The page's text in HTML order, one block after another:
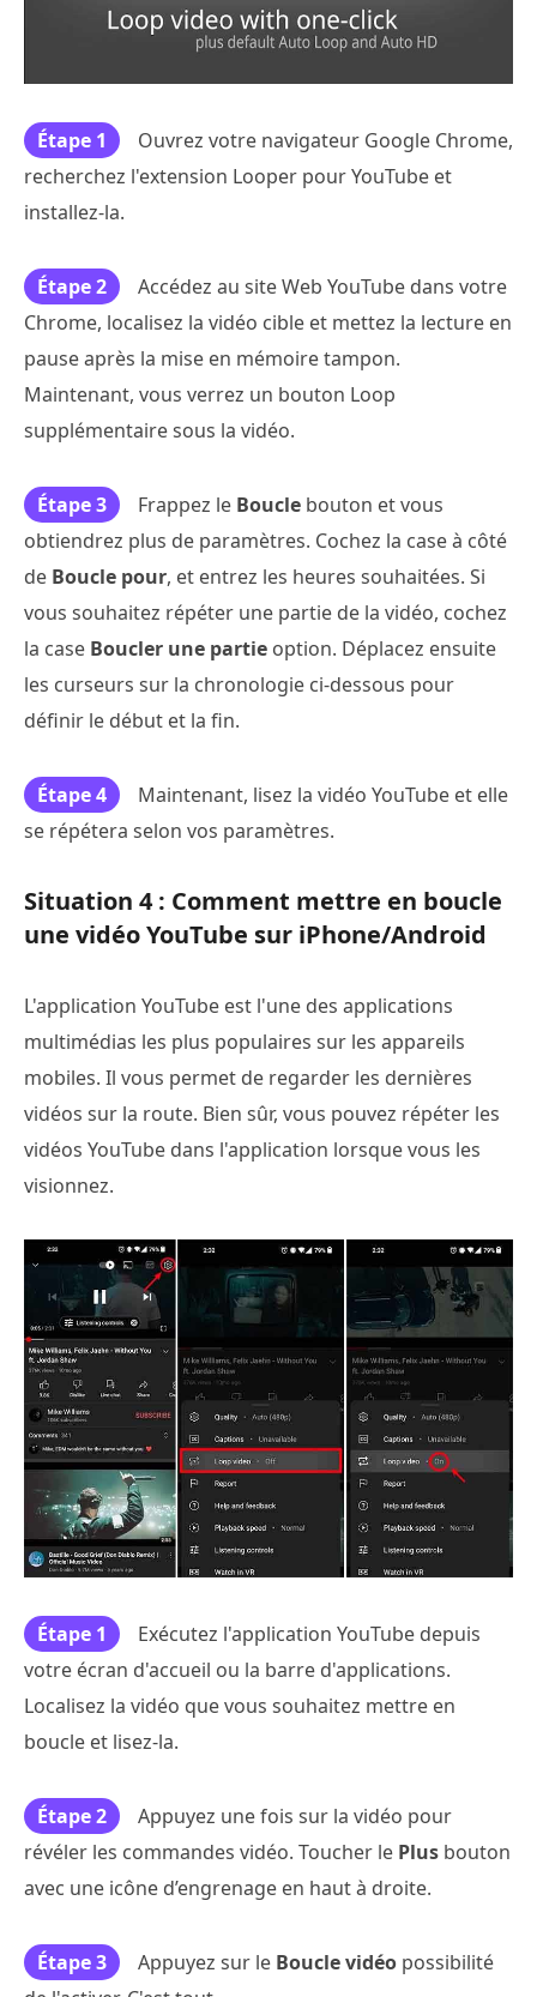
Étape 1
Ouvrez votre navigateur Google Chrome,
recherchez l'extension Looper pour YouTube et
installez-la.
Étape 2
Accédez au site Web YouTube dans votre
Chrome, localisez la vidéo cible et mettez la lecture en
pause après la mise en mémoire tampon.
Maintenant, vous verrez un bouton Loop
supplémentaire sous la vidéo.
Étape 3 Frappez le Boucle bouton et vous
obtiendrez plus de paramètres. Cochez la case à côté
de Boucle pour, et entrez les heures souhaitées. Si
vous souhaitez répéter une partie de la vidéo, cochez
la case Boucler une partie option. Déplacez ensuite
les curseurs sur la chronologie ci-dessous pour
définir le début et la fin.
Étape 4
Maintenant, lisez la vidéo YouTube et elle
se répétera selon vos paramètres.
Situation 4 : Comment mettre en boucle
une vidéo YouTube sur iPhone/Android
L'application YouTube est l'une des applications
multimédias les plus populaires sur les appareils
mobiles. Il vous permet de regarder les dernières
vidéos sur la route. Bien sûr, vous pouvez répéter les
vidéos YouTube dans l'application lorsque vous les
visionnez.
Étape 1
Exécutez l'application YouTube depuis
votre écran d'accueil ou la barre d'applications.
Localisez la vidéo que vous souhaitez mettre en
boucle et lisez-la.
Étape 2
Appuyez une fois sur la vidéo pour
révéler les commandes vidéo. Toucher le Plus bouton
avec une icône d’engrenage en haut à droite.
Étape 3 Appuyez sur le Boucle vidéo possibilité